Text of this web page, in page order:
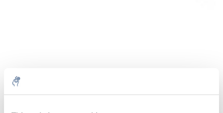
Cantidad Producto Precio Details